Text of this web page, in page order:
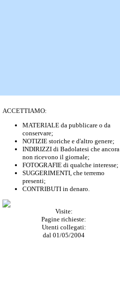
ACCETTIAMO:
MATERIALE da pubblicare o da
conservare;
NOTIZIE storiche e d'altro genere;
INDIRIZZI di Badolatesi che ancora
non ricevono il giornale;
FOTOGRAFIE di qualche interesse;
SUGGERIMENTI, che terremo
presenti;
CONTRIBUTI in denaro.
Visite:
Pagine richieste:
Utenti collegati:
dal 01/05/2004